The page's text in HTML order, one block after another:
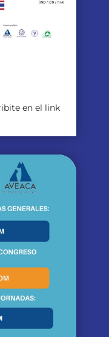
en el link